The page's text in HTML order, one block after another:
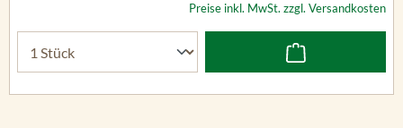
Preise inkl. MwSt. zzgl. Versandkosten